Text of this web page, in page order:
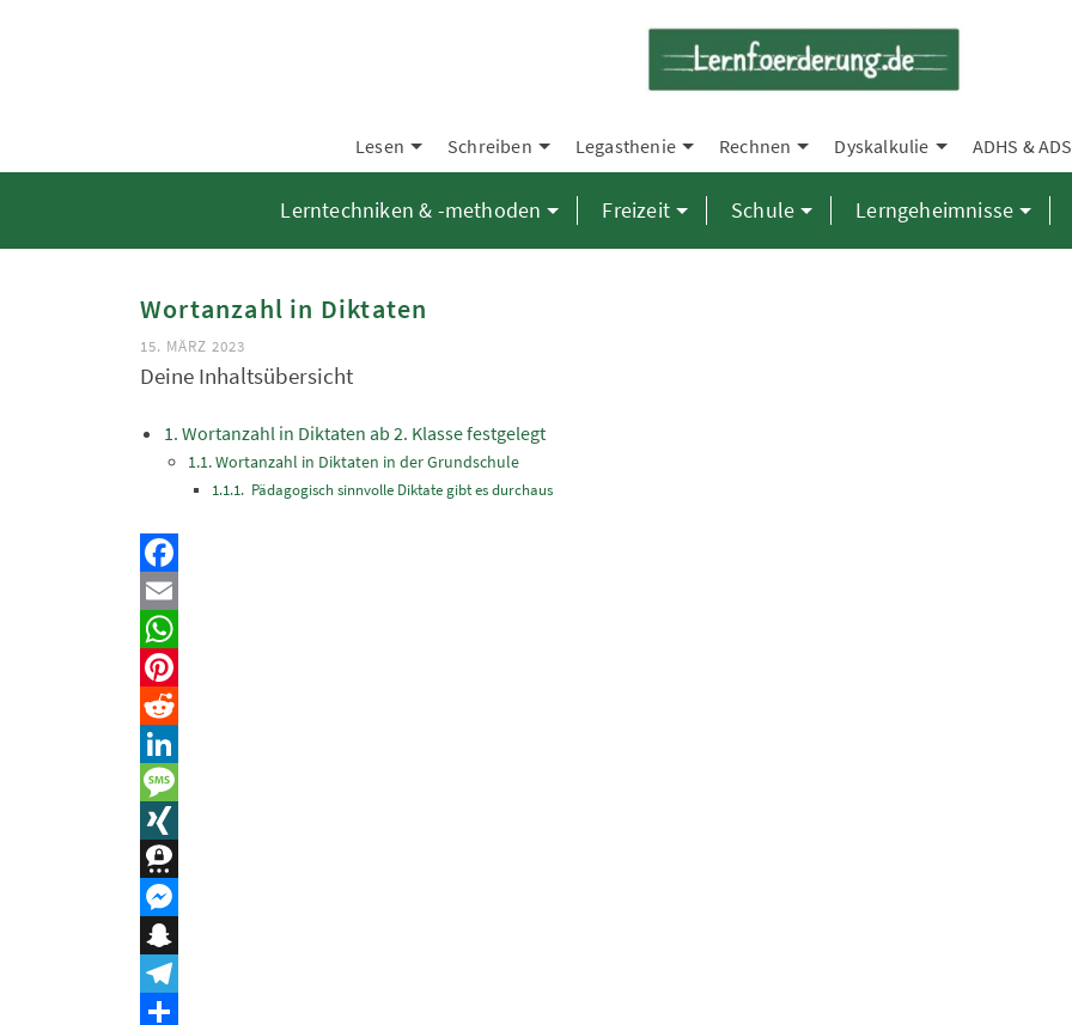
Lesen Schreiben Legasthenie Rechnen Dyskalkulie ADHS & ADS
Lerntechniken & -methoden Freizeit Schule Lerngeheimnisse
Wortanzahl in Diktaten
15. MÄRZ 2023
Deine Inhaltsübersicht
Wortanzahl in Diktaten ab 2. Klasse festgelegt
Wortanzahl in Diktaten in der Grundschule
Pädagogisch sinnvolle Diktate gibt es durchaus
Facebook
Email
WhatsApp
Pinterest
Reddit
LinkedIn
Message
XING
Threema
Messenger
Snapchat
Telegram